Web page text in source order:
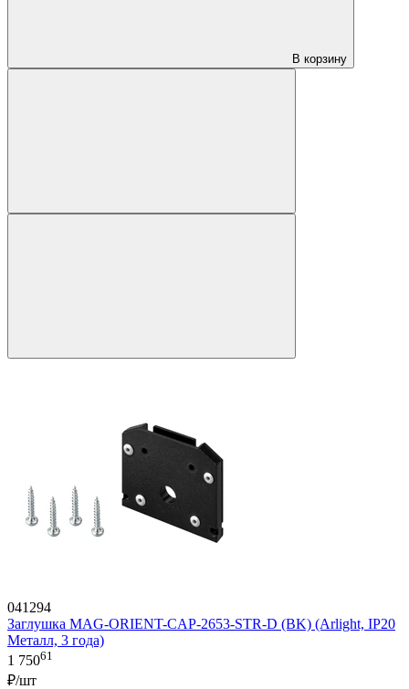
В корзину
041294
Заглушка MAG-ORIENT-CAP-2653-STR-D (BK) (Arlight, IP20
Металл, 3 года)
1 75061
₽/шт